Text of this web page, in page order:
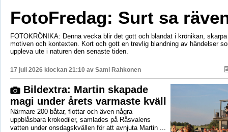
FotoFredag: Surt sa
FOTOKRÖNIKA: Denna vecka blir det gott och blandat i krönikan,
motiven och kontexten. Kort och gott en trevlig blandning av händelser
uppleva ute i naturen den senaste tiden.
17 juli 2026 klockan 21:10 av Sami Rahkonen
Bildextra: Martin skapade
magi under årets varmaste kväll
Närmare 200 båtar, flottar och även några
uppblåsbara krokodiler, samlades på Råsvalens
vatten under onsdagskvällen för att avnjuta Martin ...